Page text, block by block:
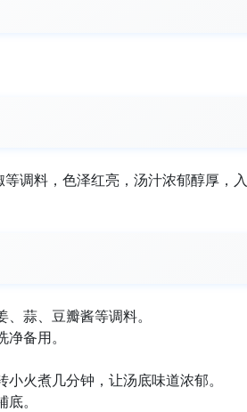
调料，色泽红亮，汤汁浓郁醇厚，入
蒜、豆瓣酱等调料。
备用。
火煮几分钟，让汤底味道浓郁。
。